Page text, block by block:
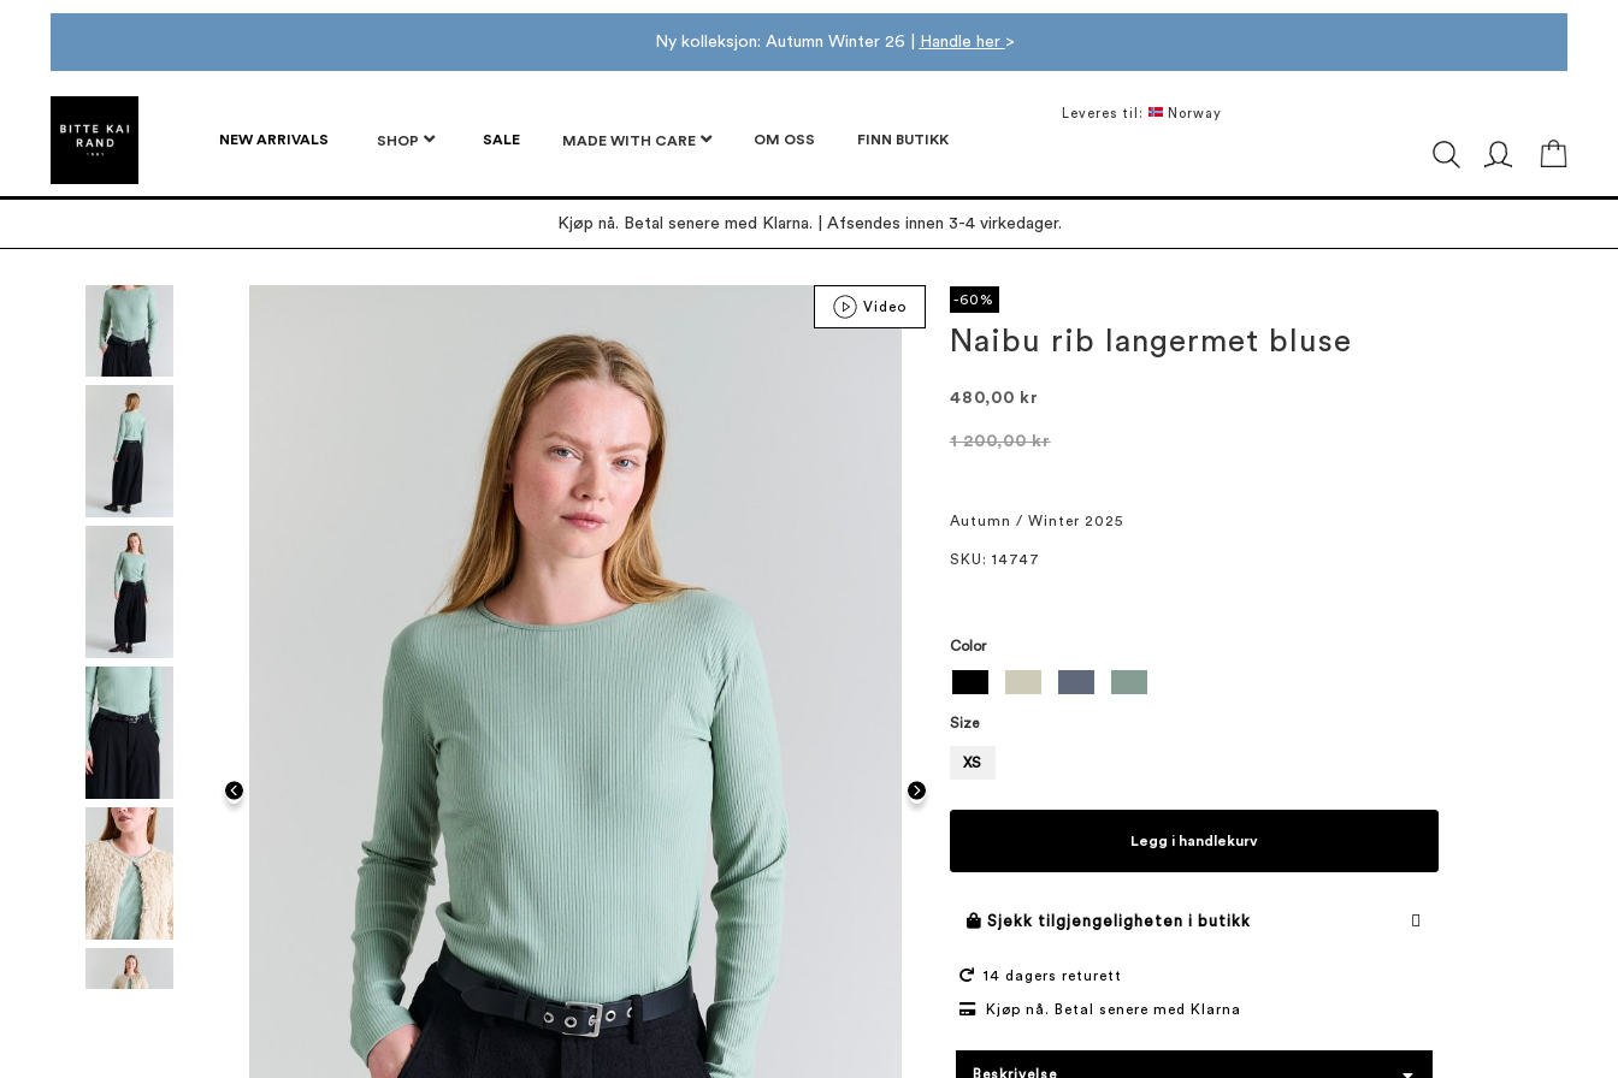
Ny kolleksjon: Autumn Winter 26 | Handle her >
NEW ARRIVALS SHOP SALE MADE WITH CARE OM OSS FINN BUTIKK
Leveres til: Norway
Kjøp nå. Betal senere med Klarna. | Afsendes innen 3-4 virkedager.
slutten
bildegalleri
Video -60%
Naibu rib langermet bluse
480,00 kr
1 200,00 kr
Autumn / Winter 2025
SKU : 14747
Color
Size
XS
Legg i handlekurv
Sjekk tilgjengeligheten i butikk
14 dagers returett
Kjøp nå. Betal senere med Klarna
Beskrivelse